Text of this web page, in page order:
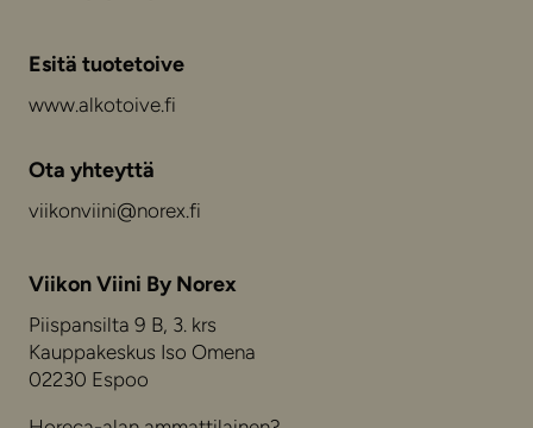
Esitä tuotetoive
www.alkotoive.fi
Ota yhteyttä
viikonviini@norex.fi
Viikon Viini By Norex
Piispansilta 9 B, 3. krs
Kauppakeskus Iso Omena
02230 Espoo